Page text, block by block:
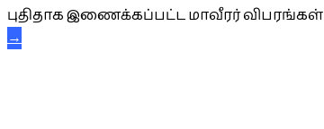
புதிதாக இணைக்கப்பட்ட மாவீரர் விபரங்கள்
→